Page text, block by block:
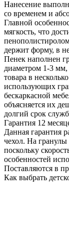
Нанесение
со временем и
Главной
мягкость, что
держит форму, в
Пенек наполнен
диаметром 1-3 мм,
товара в
использующих
бескаркасной
объясняется их
долгий срок
Гарантия 12
Данная гарантия
чехол. На гранулы
поскольку
особенностей
Поставляются в
Как выбрать